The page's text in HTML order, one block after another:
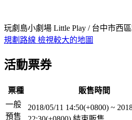
玩劇島小劇場 Little Play / 台中市西
規劃路線 檢視較大的地圖
活動票券
票種 販售時間
一般
預售
2018/05/11 14:50(+0800) ~